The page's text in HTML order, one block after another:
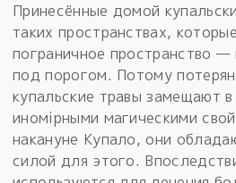
Принесённые домой
таких пространствах,
пограничное пространство
под порогом. Потому
купальские травы замещают
иномiрными магическими
накануне Купало, они
силой для этого.